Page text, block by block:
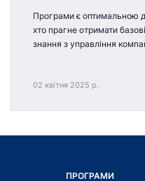
Програми є оптимальною
хто прагне отримати базові
знання з управління
02 квітня 2025 р.
ПРОГРАМИ